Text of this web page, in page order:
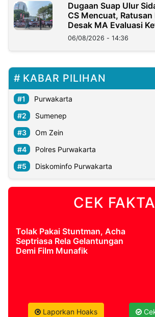
Dugaan Suap Ulur
CS Mencuat,
Desak MA Evaluasi
06/08/2026 - 14:36
KABAR PILIHAN
Purwakarta
Sumenep
Om Zein
Polres Purwakarta
Diskominfo Purwakarta
CEK FAKTA
Tolak Pakai Stuntman, Acha
Septriasa Rela Gelantungan
Demi Film Munafik
Laporkan Hoaks